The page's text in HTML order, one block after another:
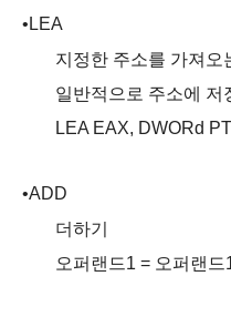
• LEA
지정한 주소를 가져오
일반적으로 주소에 저
LEA EAX, DWORd
•ADD
더하기
오퍼랜드1 = 오퍼랜드